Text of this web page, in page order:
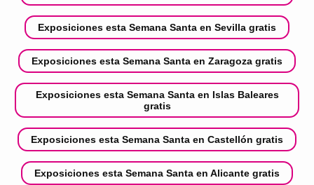
Exposiciones esta Semana Santa en Sevilla gratis
Exposiciones esta Semana Santa en Zaragoza gratis
Exposiciones esta Semana Santa en Islas Baleares
gratis
Exposiciones esta Semana Santa en Castellón gratis
Exposiciones esta Semana Santa en Alicante gratis